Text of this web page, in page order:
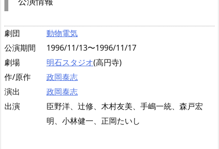
劇団
動物電気
公演期間
1996/11/13〜1996/11/17
劇場
明石スタジオ(高円寺)
作/原作
政岡泰志
演出
政岡泰志
出演
臣野洋、辻修、木村友美、手嶋一統、森戸宏
明、小林健一、正岡たいし